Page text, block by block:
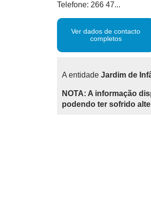
Telefone: 266 47...
Ver dados de contacto
completos
A entidade Jardim de
NOTA: A informação
podendo ter sofrido